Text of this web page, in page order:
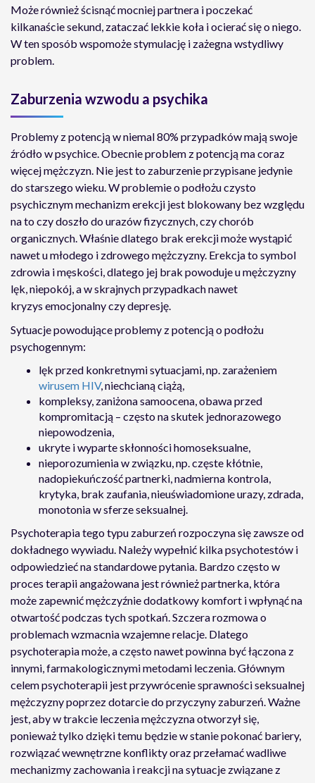
Może również ścisnąć mocniej partnera i poczekać
kilkanaście sekund, zataczać lekkie koła i ocierać się o niego.
W ten sposób wspomoże stymulację i zażegna wstydliwy
problem.
Zaburzenia wzwodu a psychika
Problemy z potencją w niemal 80% przypadków mają swoje
źródło w psychice. Obecnie problem z potencją ma coraz
więcej mężczyzn. Nie jest to zaburzenie przypisane jedynie
do starszego wieku. W problemie o podłożu czysto
psychicznym mechanizm erekcji jest blokowany bez względu
na to czy doszło do urazów fizycznych, czy chorób
organicznych. Właśnie dlatego brak erekcji może wystąpić
nawet u młodego i zdrowego mężczyzny. Erekcja to symbol
zdrowia i męskości, dlatego jej brak powoduje u mężczyzny
lęk, niepokój, a w skrajnych przypadkach nawet
kryzys emocjonalny czy depresję.
Sytuacje powodujące problemy z potencją o podłożu
psychogennym:
lęk przed konkretnymi sytuacjami, np. zarażeniem
wirusem HIV, niechcianą ciążą,
kompleksy, zaniżona samoocena, obawa przed
kompromitacją – często na skutek jednorazowego
niepowodzenia,
ukryte i wyparte skłonności homoseksualne,
nieporozumienia w związku, np. częste kłótnie,
nadopiekuńczość partnerki, nadmierna kontrola,
krytyka, brak zaufania, nieuświadomione urazy, zdrada,
monotonia w sferze seksualnej.
Psychoterapia tego typu zaburzeń rozpoczyna się zawsze od
dokładnego wywiadu. Należy wypełnić kilka psychotestów i
odpowiedzieć na standardowe pytania. Bardzo często w
proces terapii angażowana jest również partnerka, która
może zapewnić mężczyźnie dodatkowy komfort i wpłynąć na
otwartość podczas tych spotkań. Szczera rozmowa o
problemach wzmacnia wzajemne relacje. Dlatego
psychoterapia może, a często nawet powinna być łączona z
innymi, farmakologicznymi metodami leczenia. Głównym
celem psychoterapii jest przywrócenie sprawności seksualnej
mężczyzny poprzez dotarcie do przyczyny zaburzeń. Ważne
jest, aby w trakcie leczenia mężczyzna otworzył się,
ponieważ tylko dzięki temu będzie w stanie pokonać bariery,
rozwiązać wewnętrzne konflikty oraz przełamać wadliwe
mechanizmy zachowania i reakcji na sytuacje związane z